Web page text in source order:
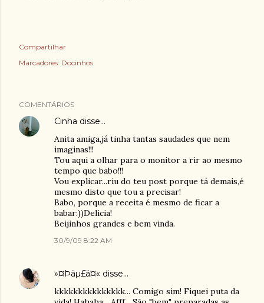
Compartilhar
Marcadores: Docinhos
COMENTÁRIOS
Cinha disse…
Anita amiga,já tinha tantas saudades que nem
imaginas!!!
Tou aqui a olhar para o monitor a rir ao mesmo
tempo que babo!!!
Vou explicar...riu do teu post porque tá demais,é
mesmo disto que tou a precisar!
Babo, porque a receita é mesmo de ficar a
babar:))Delicia!
Beijinhos grandes e bem vinda.
30/9/09 8:22 AM
»¤Þäµ£ä¤« disse…
kkkkkkkkkkkkkkk... Comigo sim! Fiquei puta da